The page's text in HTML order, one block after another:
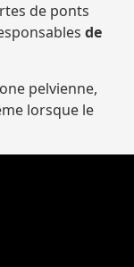
de ponts
de
pelvienne,
lorsque le